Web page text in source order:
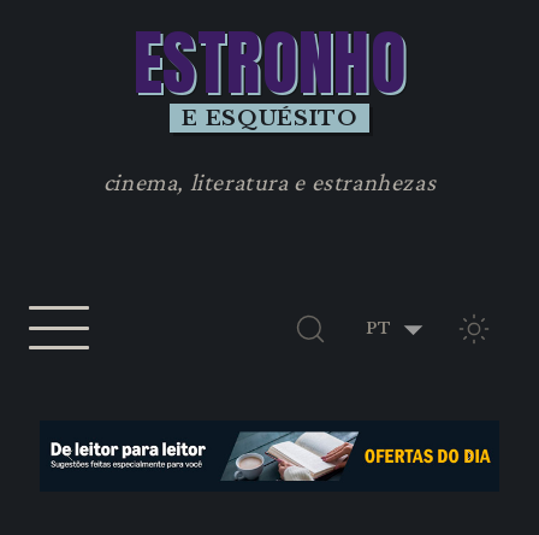
ESTRONHO
E ESQUÉSITO
cinema, literatura e estranhezas
TEMA